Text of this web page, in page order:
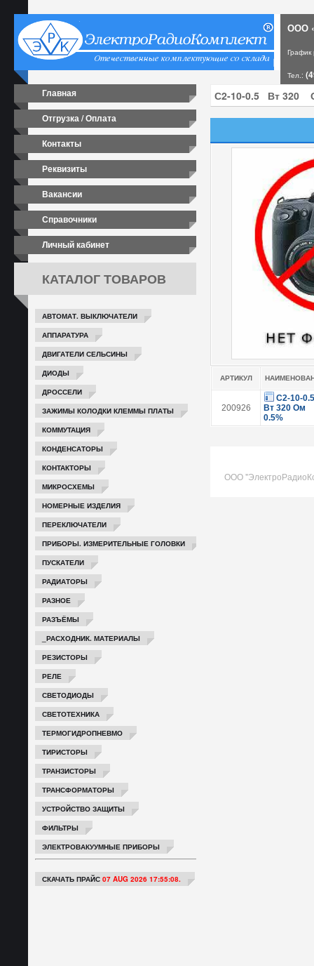
ООО
Тел.:
Главная
Отгрузка / Оплата
Контакты
Реквизиты
Вакансии
Справочники
Личный кабинет
КАТАЛОГ ТОВАРОВ
АВТОМАТ. ВЫКЛЮЧАТЕЛИ
АППАРАТУРА
ДВИГАТЕЛИ СЕЛЬСИНЫ
ДИОДЫ
ДРОССЕЛИ
ЗАЖИМЫ КОЛОДКИ КЛЕММЫ ПЛАТЫ
КОММУТАЦИЯ
КОНДЕНСАТОРЫ
КОНТАКТОРЫ
МИКРОСХЕМЫ
НОМЕРНЫЕ ИЗДЕЛИЯ
ПЕРЕКЛЮЧАТЕЛИ
ПРИБОРЫ. ИЗМЕРИТЕЛЬНЫЕ ГОЛОВКИ
ПУСКАТЕЛИ
РАДИАТОРЫ
РАЗНОЕ
РАЗЪЁМЫ
_РАСХОДНИК. МАТЕРИАЛЫ
РЕЗИСТОРЫ
РЕЛЕ
СВЕТОДИОДЫ
СВЕТОТЕХНИКА
ТЕРМОГИДРОПНЕВМО
ТИРИСТОРЫ
ТРАНЗИСТОРЫ
ТРАНСФОРМАТОРЫ
УСТРОЙСТВО ЗАЩИТЫ
ФИЛЬТРЫ
ЭЛЕКТРОВАКУУМНЫЕ ПРИБОРЫ
СКАЧАТЬ ПРАЙС 07 AUG 2026 17:55:08.
АРТИКУЛ
200926
С2-10-0.5
Вт 320 Ом
0.5%
ООО